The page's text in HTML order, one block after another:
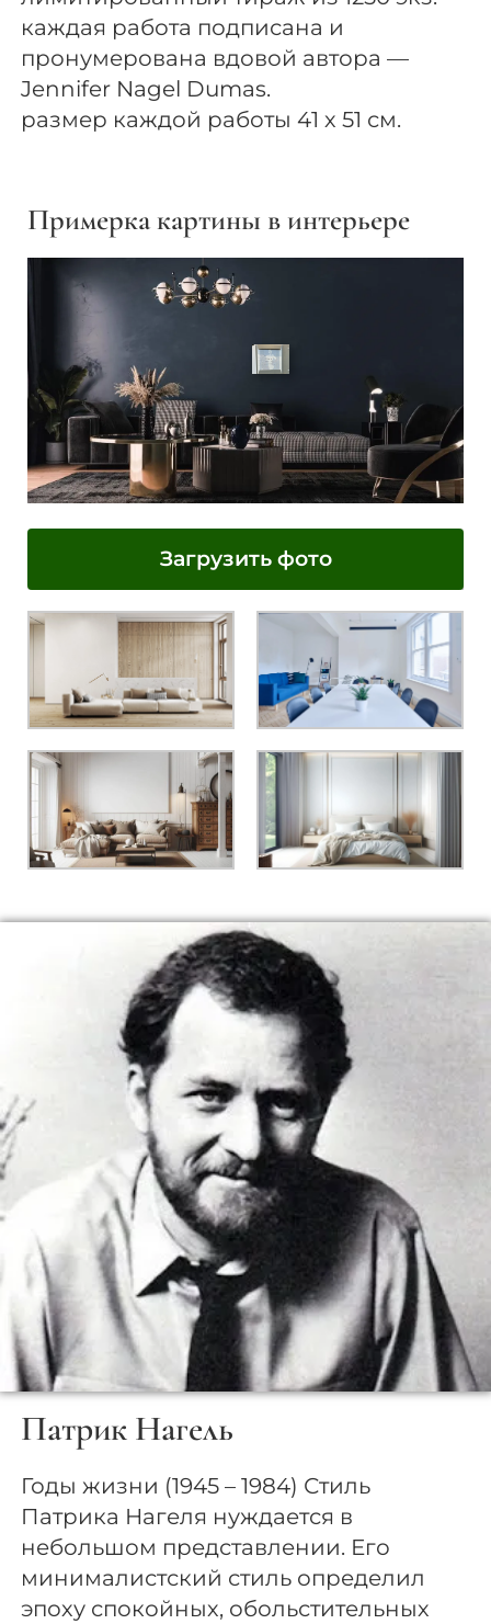
каждая работа подписана и
пронумерована вдовой автора —
Jennifer Nagel Dumas.
размер каждой работы 41 х 51 см.
Примерка картины в интерьере
Загрузить фото
Патрик Нагель
Годы жизни (1945 – 1984) Стиль
Патрика Нагеля нуждается в
небольшом представлении. Его
минималистский стиль определил
эпоху спокойных, обольстительных